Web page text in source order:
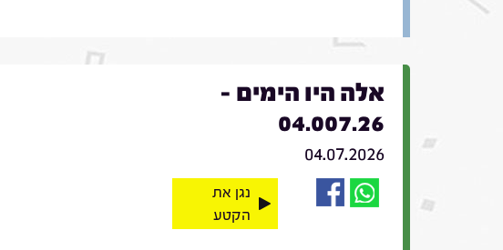
אלה היו הימים -
04.007.26
04.07.2026
נגן את
הקטע